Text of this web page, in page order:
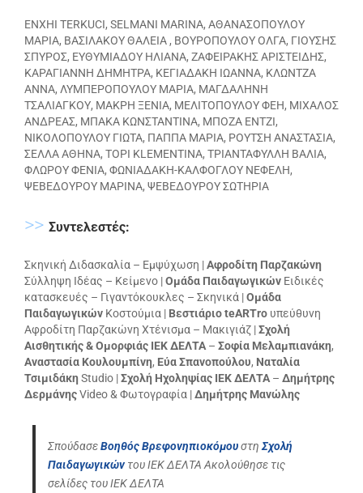
ENXHI TERKUCI, SELMANI MARINA, ΑΘΑΝΑΣΟΠΟΥΛΟΥ
ΜΑΡΙΑ, ΒΑΣΙΛΑΚΟΥ ΘΑΛΕΙΑ , ΒΟΥΡΟΠΟΥΛΟΥ ΟΛΓΑ, ΓΙΟΥΣΗΣ
ΣΠΥΡΟΣ, ΕΥΘΥΜΙΑΔΟΥ ΗΛΙΑΝΑ, ΖΑΦΕΙΡΑΚΗΣ ΑΡΙΣΤΕΙΔΗΣ,
ΚΑΡΑΓΙΑΝΝΗ ΔΗΜΗΤΡΑ, ΚΕΓΙΑΔΑΚΗ ΙΩΑΝΝΑ, ΚΛΩΝΤΖΑ
ΑΝΝΑ, ΛΥΜΠΕΡΟΠΟΥΛΟΥ ΜΑΡΙΑ, ΜΑΓΔΑΛΗΝΗ
ΤΣΑΛΙΑΓΚΟΥ, ΜΑΚΡΗ ΞΕΝΙΑ, ΜΕΛΙΤΟΠΟΥΛΟΥ ΦΕΗ, ΜΙΧΑΛΟΣ
ΑΝΔΡΕΑΣ, ΜΠΑΚΑ ΚΩΝΣΤΑΝΤΙΝΑ, ΜΠΟΖΑ ΕΝΤΖΙ,
ΝΙΚΟΛΟΠΟΥΛΟΥ ΓΙΩΤΑ, ΠΑΠΠΑ ΜΑΡΙΑ, ΡΟΥΤΣΗ ΑΝΑΣΤΑΣΙΑ,
ΣΕΛΛΑ ΑΘΗΝΑ, ΤΟPI ΚLΕΜΕΝΤΙΝΑ, ΤΡΙΑΝΤΑΦΥΛΛΗ ΒΑΛΙΑ,
ΦΛΩΡΟΥ ΦΕΝΙΑ, ΦΩΝΙΑΔΑΚΗ-ΚΑΛΦΟΓΛΟΥ ΝΕΦΕΛΗ,
ΨΕΒΕΔΟΥΡΟΥ ΜΑΡΙΝΑ, ΨΕΒΕΔΟΥΡΟΥ ΣΩΤΗΡΙΑ
>> Συντελεστές:
Σκηνική Διδασκαλία – Εμψύχωση |Αφροδίτη Παρζακώνη
Σύλληψη Ιδέας – Κείμενο |Ομάδα Παιδαγωγικών Ειδικές
κατασκευές – Γιγαντόκουκλες – Σκηνικά |Ομάδα
Παιδαγωγικών Κοστούμια | Βεστιάριο teARTro υπεύθυνη
Αφροδίτη Παρζακώνη Χτένισμα – Μακιγιάζ |Σχολή
Αισθητικής & Ομορφιάς ΙΕΚ ΔΕΛΤΑ – Σοφία Μελαμπιανάκη,
Αναστασία Κουλουμπίνη, Εύα Σπανοπούλου, Ναταλία
ΤσιμιδάκηStudio |Σχολή Ηχοληψίας ΙΕΚ ΔΕΛΤΑ – Δημήτρης
ΔερμάνηςVideo & Φωτογραφία |Δημήτρης Μανώλης
ΣπούδασεΒοηθός Βρεφονηπιοκόμουστη Σχολή
Παιδαγωγικών του ΙΕΚ ΔΕΛΤΑ Ακολούθησε τις
σελίδες του ΙΕΚ ΔΕΛΤΑ